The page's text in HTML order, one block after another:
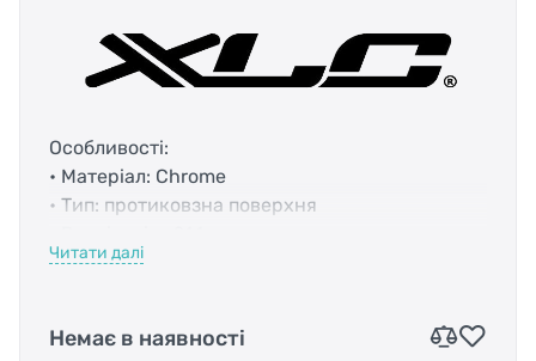
Особливості:
• Матеріал: Chrome
• Тип: протиковзна поверхня
• Колір: сріблястий
Читати далі
Немає в наявності